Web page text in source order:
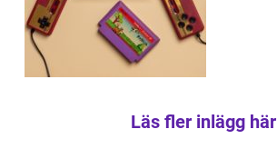
Läs fler inlägg här